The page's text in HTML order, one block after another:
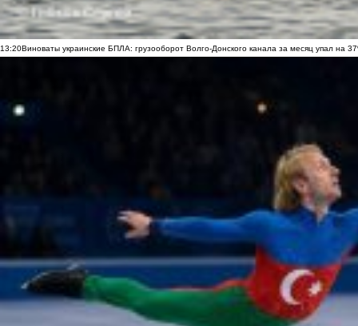
13:20Виноваты украинские БПЛА: грузооборот Волго-Донского канала за месяц упал на